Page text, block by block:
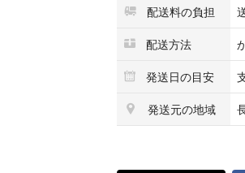
配送料の負担
配送方法
発送日の目安
発送元の地域